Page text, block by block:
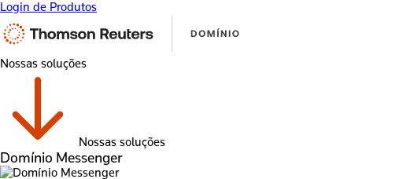
Login de Produtos
Nossas soluções
Nossas soluções
Domínio Messenger